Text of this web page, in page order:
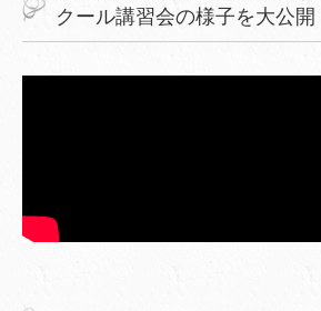
クール講習会の様子を大公開